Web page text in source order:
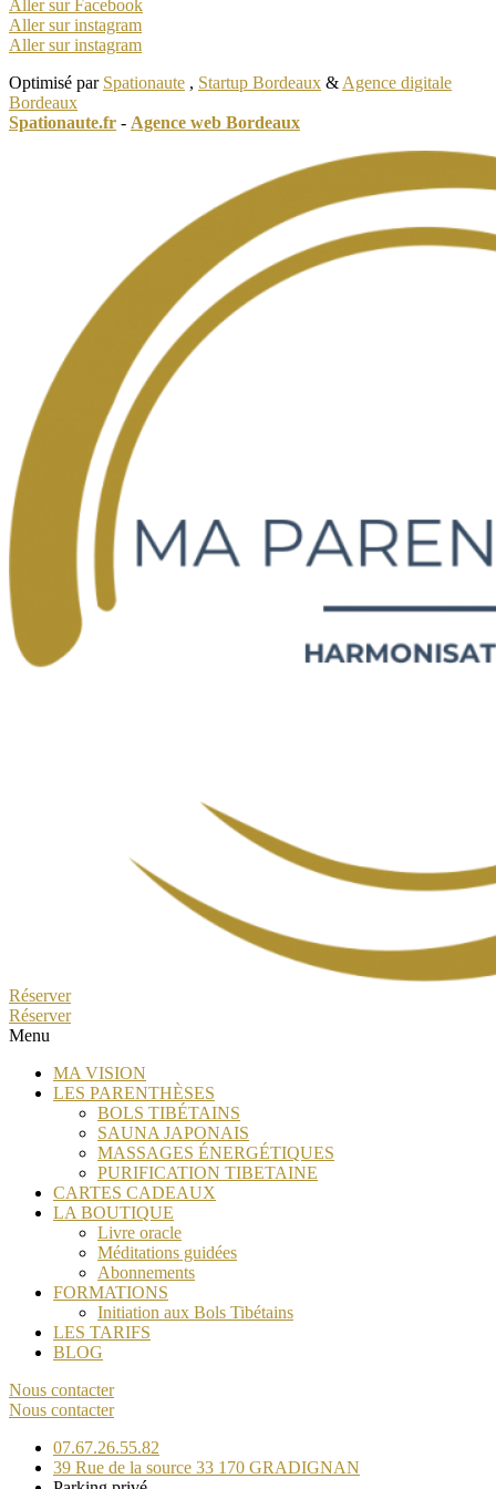
Aller sur Facebook
Aller sur instagram
Aller sur instagram
Optimisé par Spationaute , Startup Bordeaux & Agence digitale
Bordeaux
Spationaute.fr - Agence web Bordeaux
Réserver
Réserver
Menu
MA VISION
LES PARENTHÈSES
BOLS TIBÉTAINS
SAUNA JAPONAIS
MASSAGES ÉNERGÉTIQUES
PURIFICATION TIBETAINE
CARTES CADEAUX
LA BOUTIQUE
Livre oracle
Méditations guidées
Abonnements
FORMATIONS
Initiation aux Bols Tibétains
LES TARIFS
BLOG
Nous contacter
Nous contacter
07.67.26.55.82
39 Rue de la source 33 170 GRADIGNAN